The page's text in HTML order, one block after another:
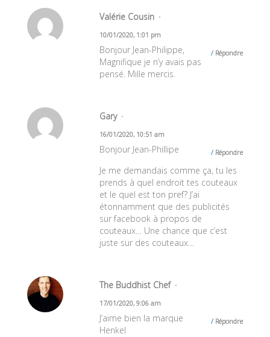
Valérie Cousin
10/01/2020, 1:01 pm
Répondre
Bonjour Jean-Philippe,
Magnifique je n’y avais pas
pensé. Mille mercis.
Gary
16/01/2020, 10:51 am
Répondre
Bonjour Jean-Phillipe
Je me demandais comme ça, tu les
prends à quel endroit tes couteaux
et le quel est ton pref? J’ai
étonnamment que des publicités
sur facebook à propos de
couteaux… Une chance que c’est
juste sur des couteaux…
The Buddhist Chef
17/01/2020, 9:06 am
Répondre
J’aime bien la marque
Henkel